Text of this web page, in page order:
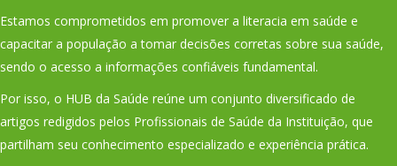
Estamos comprometidos em promover a literacia em saúde e
capacitar a população a tomar decisões corretas sobre sua saúde,
sendo o acesso a informações confiáveis fundamental.
Por isso, o HUB da Saúde reúne um conjunto diversificado de
artigos redigidos pelos Profissionais de Saúde da Instituição, que
partilham seu conhecimento especializado e experiência prática.